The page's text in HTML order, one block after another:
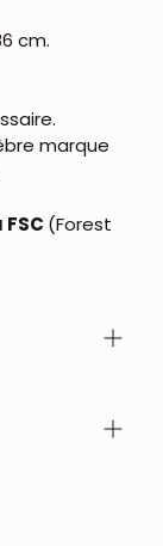
cm.
marque
(Forest
s’agit